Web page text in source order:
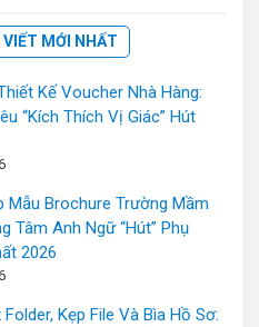
VIẾT MỚI NHẤT
Kế Voucher Nhà Hàng:
“Kích Thích Vị Giác” Hút
Mẫu Brochure Trường Mầm
Tâm Anh Ngữ “Hút” Phụ
2026
Folder, Kẹp File Và Bìa Hồ Sơ: